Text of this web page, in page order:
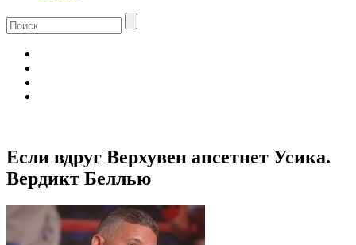
Если вдруг Верхувен апсетнет Усика.
Вердикт Беллью